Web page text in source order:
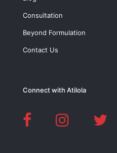
Consultation
Beyond Formulation
Contact Us
Connect with Atilola